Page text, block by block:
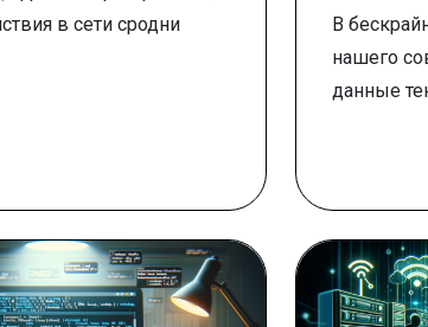
в сети сродни
В
нашего
данные